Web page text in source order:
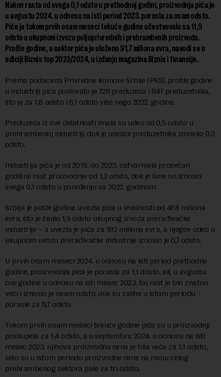
Nakon rasta od svega 0,1 odsto u prethodnoj godini, proizvodnja pića je
u avgustu 2024. u odnosu na isti period 2023. porasla za osam odsto.
Piće je tokom prvih osam meseci tekuće godine učestvovalo sa 11,9
odsto u ukupnom izvozu poljoprivrednih i prehrambenih proizvoda.
Prošle godine, u sektor pića je uloženo 91,7 miliona evra, navodi se u
ediciji Biznis top 2023/2024, u izdanju magazina Biznis i finansije.
Prema podacima Privredne komore Srbije (PKS), prošle godine
u industriji pića poslovalo je 728 preduzeća i 847 preduzetnika,
što je za 1,8 odsto i 6,1 odsto više nego 2022. godine.
Preduzeća iz ove delatnosti imala su udeo od 0,5 odsto u
prehrambenoj industriji, dok je učešće preduzetnika iznosilo 0,3
odsto.
Industrija pića je od 2019. do 2023. ostvarivala prosečan
godišnji rast proizvodnje od 1,2 odsto, dok je lane on iznosio
svega 0,1 odsto u poređenju sa 2022. godinom.
Srbija je pošle godine izvezla pića u vrednosti od 468 miliona
evra, što je činilo 1,9 odsto ukupnog izvoza prerađivačke
industrije – a uvezla je pića za 182 miliona evra, a njegov udeo u
ukupnom uvozu prerađivačke industrije iznosio je 0,7 odsto.
U prvih osam meseci 2024. u odnosu na isti period prethodne
godine, proizvodnja pića je porasla za 1,1 dosto, ali, u avgustu
ove godine u odnosu na isti mesec 2023. taj rast je bio znatno
veći i iznosio je osam odsto, dok su zalihe u istom periodu
porasle za 5,7 odsto.
Tokom prvih osam meseci tekuće godine pića su u proizvodnji
poskupela za 1,4 odsto, a u septembru 2024. u odnosu na isti
mesec 2023. njihova proizvodna cena je bila veća za 1,1 odsto,
iako su u istom periodu proizvodne cene na nivou celog
prehrambenog sektora pale za tri odsto.